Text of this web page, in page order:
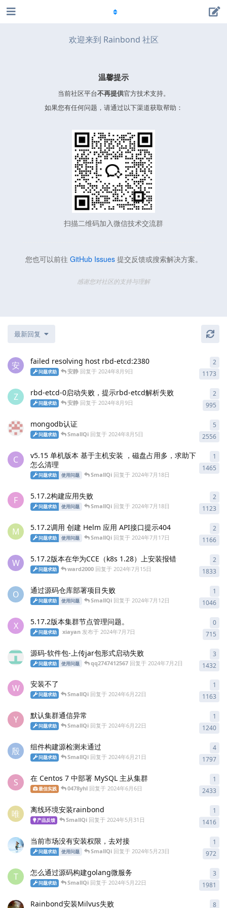
欢迎来到 Rainbond 社区
温馨提示
当前社区平台不再提供官方技术支持。
如果您有任何问题，请通过以下渠道获取帮助：
扫描二维码加入微信技术交流群
您也可以前往 GitHub Issues提交反馈或搜索解决方案。
感谢您对社区的支持与理解
最新回复
安 failed resolving host rbd-etcd:2380
问题求助 安静 回复于2024年8月9日 1173
2
Z rbd-etcd-0启动失败，提示rbd-etcd解析失败
问题求助 安静 回复于2024年8月9日 995
2
mongodb认证
问题求助 SmallQi 回复于2024年8月5日 2556
5
C
v5.15 单机版本 基于主机安装 ，磁盘占用多，求助下
怎么清理
问题求助 使用问题 SmallQi回复于 2024年7月18日
1465
1
F 5.17.2构建应用失败
问题求助 使用问题 SmallQi回复于 2024年7月18日 1123
2
M 5.17.2调用 创建 Helm 应用 API接口提示404
问题求助 使用问题 SmallQi回复于 2024年7月17日 1166
2
W 5.17.2版本在华为CCE（k8s 1.28）上安装报错
问题求助 ward2000 回复于 2024年7月15日 1833
2
O 通过源码仓库部署项目失败
问题求助 使用问题 SmallQi回复于 2024年7月12日 1046
1
X 5.17.2版本集群节点管理问题。
问题求助 xiayan 发布于 2024年7月7日 715
0
源码-软件包-上传jar包形式启动失败
问题求助 使用问题 qq2747412567回复于 2024年7月2日 1432
3
W 安装不了
问题求助 SmallQi 回复于2024年6月22日 1163
1
Y 默认集群通信异常
问题求助 SmallQi 回复于2024年6月22日 1240
1
殷 组件构建源检测未通过
问题求助 SmallQi 回复于2024年6月21日 1797
4
S 在 Centos 7 中部署 MySQL 主从集群
最佳实践 0478yhl 回复于2024年6月6日 2433
1
唯 离线环境安装rainbond
产品反馈 SmallQi 回复于2024年5月31日 1416
1
当前市场没有安装权限，去对接
问题求助 使用问题 SmallQi回复于 2024年5月23日 972
1
T 怎么通过源码构建golang微服务
问题求助 SmallQi 回复于 2024年5月22日 1981
3
Rainbond安装Milvus失败 8